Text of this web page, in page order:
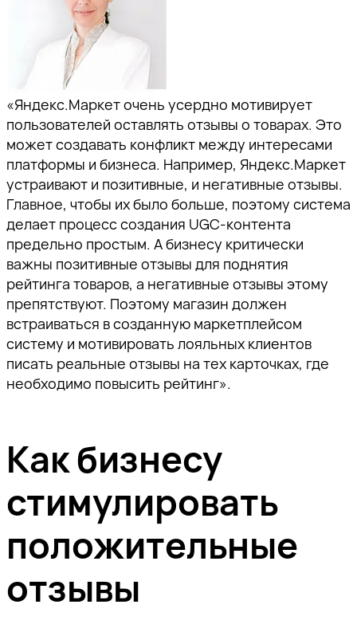
«Яндекс.Маркет очень усердно мотивирует
пользователей оставлять отзывы о товарах. Это
может создавать конфликт между интересами
платформы и бизнеса. Например, Яндекс.Маркет
устраивают и позитивные, и негативные отзывы.
Главное, чтобы их было больше, поэтому система
делает процесс создания UGC-контента
предельно простым. А бизнесу критически
важны позитивные отзывы для поднятия
рейтинга товаров, а негативные отзывы этому
препятствуют. Поэтому магазин должен
встраиваться в созданную маркетплейсом
систему и мотивировать лояльных клиентов
писать реальные отзывы на тех карточках, где
необходимо повысить рейтинг».
Как бизнесу
стимулировать
положительные
отзывы